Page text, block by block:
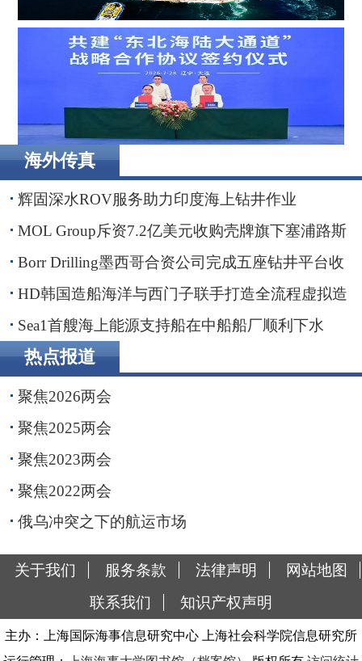
Borr Drilling墨西哥合资公司完成五座钻井平台收购，交易
额2.87亿美元
辽港集团携手国铁沈阳局，落地多项重点合作项目
海外传真
辉固深水ROV服务助力印度海上钻井作业
MOL Group斥资7.2亿美元收购壳牌旗下塞浦路斯
子公司
Borr Drilling墨西哥合资公司完成五座钻井平台收
购，交易额2.87亿美元
HD韩国造船海洋与西门子联手打造全流程虚拟造
船平台
Sea1首艘海上能源支持船在中船船厂顺利下水
热点报道
聚焦2026两会
聚焦2025两会
聚焦2023两会
聚焦2022两会
俄乌冲突之下的航运市场
关于我们 服务条款 法律声明
网站地图
联系我们
知识产权声明
主办：上海国际海事信息研究中心 上海社会科学院信息研究所